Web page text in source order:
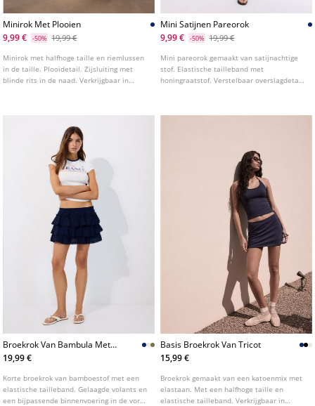
Minirok Met Plooien
9,99 €
-50% 19,99 €
Minirok met halfhoge taille en riemlussen
in de taille. Plooidetail. Zijsluiting met
blinde rits in de naad. Verkrijgbaar in
Mini Satijnen Pareorok
9,99 €
-50% 19,99 €
Mini pareorok gemaakt van satijnachtige
stof. Elastische tailleband met
honingraatstof. Verstelbaar overslagdetail
Broekrok Van Bambula Met
Volants
19,99 €
Korte broekrok van bamboestof met een
elastische tailleband. Gelaagde volants en
een bijpassende binnenvoering in de vorm
Basis Broekrok Van Tricot
15,99 €
Broekrok gemaakt van een katoenmix met
elastaan. Met een halfhoge taille en
elastische tailleband. Verkrijgbaar in